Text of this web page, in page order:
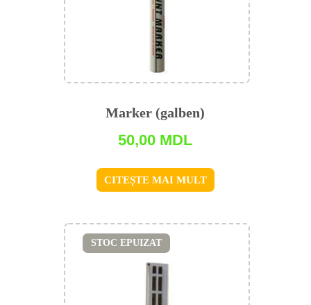
Marker (galben)
50,00 MDL
CITEȘTE MAI MULT
STOC EPUIZAT